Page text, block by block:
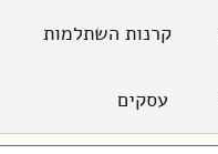
קרנות השתלמות
עסקים